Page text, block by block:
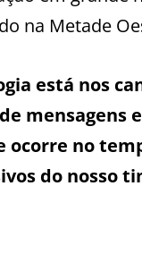
na Metade
está nos
mensagens
no
do nosso